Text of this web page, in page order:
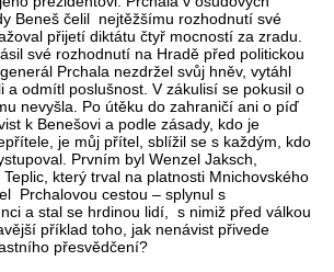
Beneš čelil nejtěžšímu rozhodnutí své
přijetí diktátu čtyř mocností za zradu.
své rozhodnutí na Hradě před politickou
Prchala nezdržel svůj hněv, vytáhl
a odmítl poslušnost. V zákulisí se pokusil o
nevyšla. Po útěku do zahraničí ani o píď
k Benešovi a podle zásady, kdo je
je můj přítel, sblížil se s každým, kdo
Prvním byl Wenzel Jaksch,
který trval na platnosti Mnichovského
Prchalovou cestou – splynul s
a stal se hrdinou lidí, s nimiž před válkou
příklad toho, jak nenávist přivede
přesvědčení?